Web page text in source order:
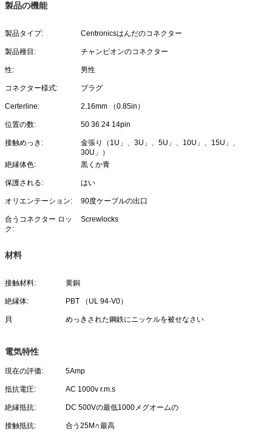
製品の機能
製品タイプ: Centronicsはんだのコネクター
製品種目: チャンピオンのコネクター
性: 男性
コネクター様式: プラグ
Certerline: 2.16mm （0.85in）
位置の数: 50 36 24 14pin
接触めっき:
金張り（1U」、3U」、5U」、10U」、15U」、
30U」）
絶縁体色:
黒くか青
保護される: はい
オリエンテーション: 90度ケーブルの出口
合うコネクター ロッ
ク:
Screwlocks
材料
接触材料: 黄銅
絶縁体: PBT （UL 94-V0）
貝 めっきされた鋼鉄にニッケルを被せなさい
電気特性
現在の評価: 5Amp
抵抗電圧: AC 1000v r.m.s
絶縁抵抗: DC 500Vの最低1000メグオームの
接触抵抗: 合う25M∩最高